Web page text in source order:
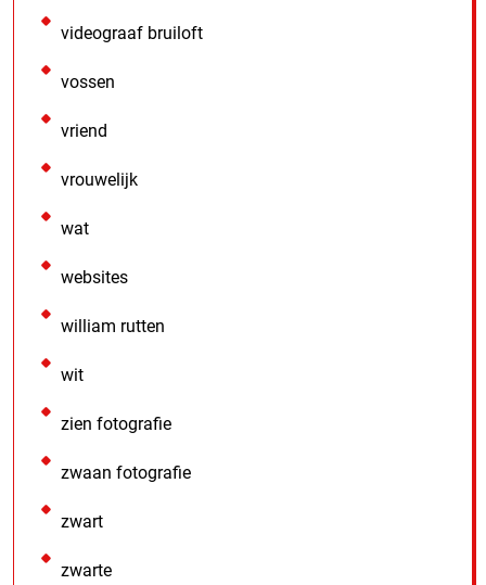
videograaf bruiloft
vossen
vriend
vrouwelijk
wat
websites
william rutten
wit
zien fotografie
zwaan fotografie
zwart
zwarte